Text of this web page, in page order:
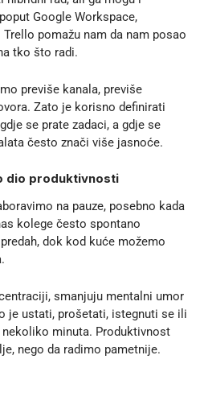
Google Workspace,
Trello pomažu nam da nam posao
tko što radi.
previše kanala, previše
Zato je korisno definirati
se prate zadaci, a gdje se
često znači više jasnoće.
dio produktivnosti
na pauze, posebno kada
kolege često spontano
dok kod kuće možemo
smanjuju mentalni umor
je ustati, prošetati, istegnuti se ili
minuta. Produktivnost
nego da radimo pametnije.